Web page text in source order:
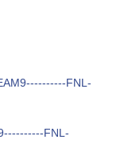
FNL-
FNL-